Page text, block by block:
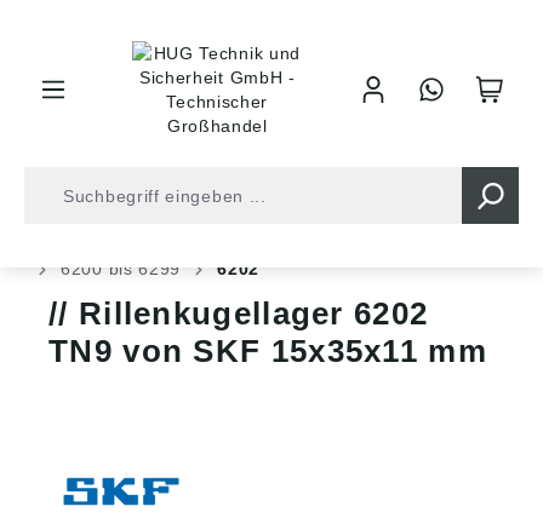
6200 bis 6299
6202
Rillenkugellager 6202
TN9 von SKF 15x35x11 mm